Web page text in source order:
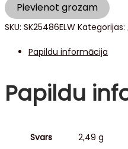
Pievienot grozam
SKU: SK25486ELW Kategorijas:
Papildu informācija
Papildu
Svars 2,49 g